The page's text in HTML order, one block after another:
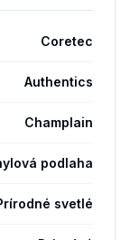
Coretec
Authentics
Champlain
podlaha
svetlé